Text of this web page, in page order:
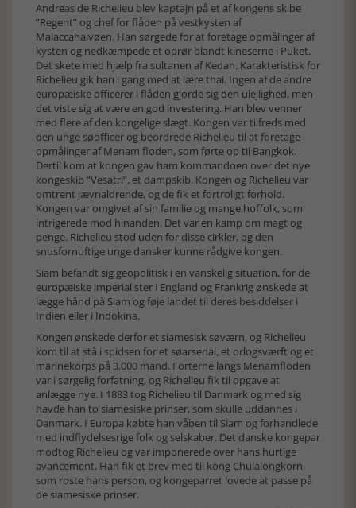
Andreas de Richelieu blev kaptajn på et af kongens skibe
”Regent” og chef for flåden på vestkysten af
Malaccahalvøen. Han sørgede for at foretage opmålinger af
kysten og nedkæmpede et oprør blandt kineserne i Puket.
Det skete med hjælp fra sultanen af Kedah. Karakteristisk for
Richelieu gik han i gang med at lære thai. Ingen af de andre
europæiske officerer i flåden gjorde sig den ulejlighed, men
det viste sig at være en god investering. Han blev venner
med flere af den kongelige slægt. Kongen var tilfreds med
den unge søofficer og beordrede Richelieu til at foretage
opmålinger af Menam floden, som førte op til Bangkok.
Dertil kom at kongen gav ham kommandoen over det nye
kongeskib ”Vesatri”, et dampskib. Kongen og Richelieu var
omtrent jævnaldrende, og de fik et fortroligt forhold.
Kongen var omgivet af sin familie og mange hoffolk, som
intrigerede mod hinanden. Det var en kamp om magt og
penge. Richelieu stod uden for disse cirkler, og den
snusfornuftige unge dansker kunne rådgive kongen.
Siam befandt sig geopolitisk i en vanskelig situation, for de
europæiske imperialister i England og Frankrig ønskede at
lægge hånd på Siam og føje landet til deres besiddelser i
Indien eller i Indokina.
Kongen ønskede derfor et siamesisk søværn, og Richelieu
kom til at stå i spidsen for et søarsenal, et orlogsværft og et
marinekorps på 3.000 mand. Forterne langs Menamfloden
var i sørgelig forfatning, og Richelieu fik til opgave at
anlægge nye. I 1883 tog Richelieu til Danmark og med sig
havde han to siamesiske prinser, som skulle uddannes i
Danmark. I Europa købte han våben til Siam og forhandlede
med indflydelsesrige folk og selskaber. Det danske kongepar
modtog Richelieu og var imponerede over hans hurtige
avancement. Han fik et brev med til kong Chulalongkorn,
som roste hans person, og kongeparret lovede at passe på
de siamesiske prinser.